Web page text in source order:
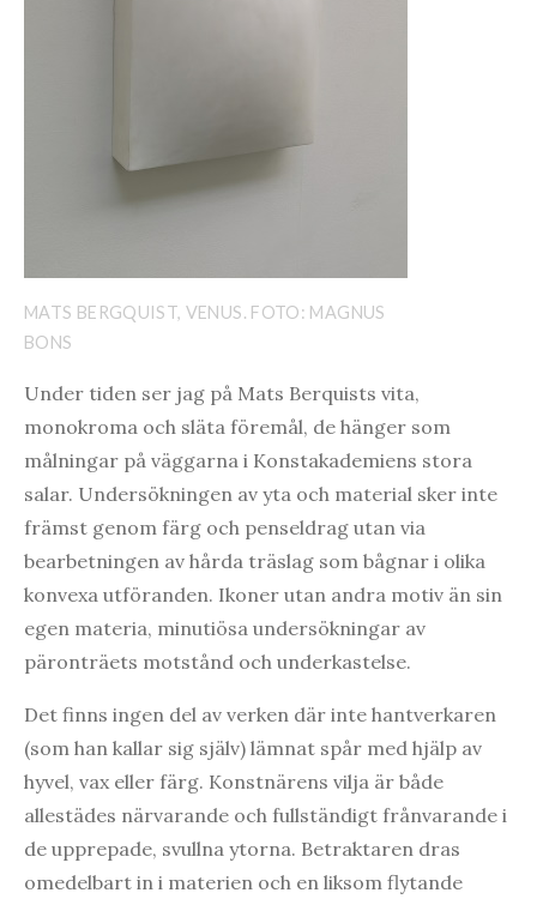
MATS BERGQUIST, VENUS. FOTO: MAGNUS
BONS
Under tiden ser jag på Mats Berquists vita,
monokroma och släta föremål, de hänger som
målningar på väggarna i Konstakademiens stora
salar. Undersökningen av yta och material sker inte
främst genom färg och penseldrag utan via
bearbetningen av hårda träslag som bågnar i olika
konvexa utföranden. Ikoner utan andra motiv än sin
egen materia, minutiösa undersökningar av
päronträets motstånd och underkastelse.
Det finns ingen del av verken där inte hantverkaren
(som han kallar sig själv) lämnat spår med hjälp av
hyvel, vax eller färg. Konstnärens vilja är både
allestädes närvarande och fullständigt frånvarande i
de upprepade, svullna ytorna. Betraktaren dras
omedelbart in i materien och en liksom flytande